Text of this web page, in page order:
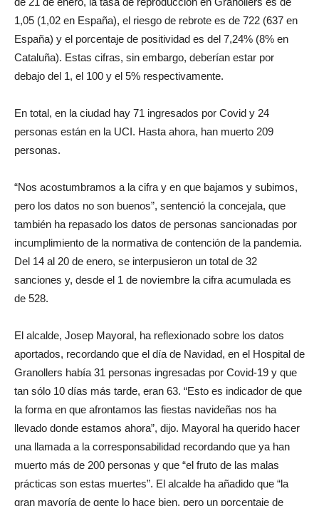
1,05 (1,02 en España), el riesgo de rebrote es de 722 (637 en
España) y el porcentaje de positividad es del 7,24% (8% en
Cataluña). Estas cifras, sin embargo, deberían estar por
debajo del 1, el 100 y el 5% respectivamente.
En total, en la ciudad hay 71 ingresados por Covid y 24
personas están en la UCI. Hasta ahora, han muerto 209
personas.
“Nos acostumbramos a la cifra y en que bajamos y subimos,
pero los datos no son buenos”, sentenció la concejala, que
también ha repasado los datos de personas sancionadas por
incumplimiento de la normativa de contención de la pandemia.
Del 14 al 20 de enero, se interpusieron un total de 32
sanciones y, desde el 1 de noviembre la cifra acumulada es
de 528.
El alcalde, Josep Mayoral, ha reflexionado sobre los datos
aportados, recordando que el día de Navidad, en el Hospital de
Granollers había 31 personas ingresadas por Covid-19 y que
tan sólo 10 días más tarde, eran 63. “Esto es indicador de que
la forma en que afrontamos las fiestas navideñas nos ha
llevado donde estamos ahora”, dijo. Mayoral ha querido hacer
una llamada a la corresponsabilidad recordando que ya han
muerto más de 200 personas y que “el fruto de las malas
prácticas son estas muertes”. El alcalde ha añadido que “la
gran mayoría de gente lo hace bien, pero un porcentaje de